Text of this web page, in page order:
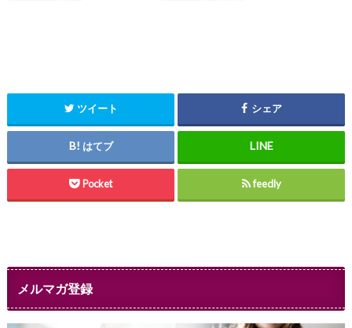
ツイート シェア
はてブ
Pocket feedly
メルマガ登録